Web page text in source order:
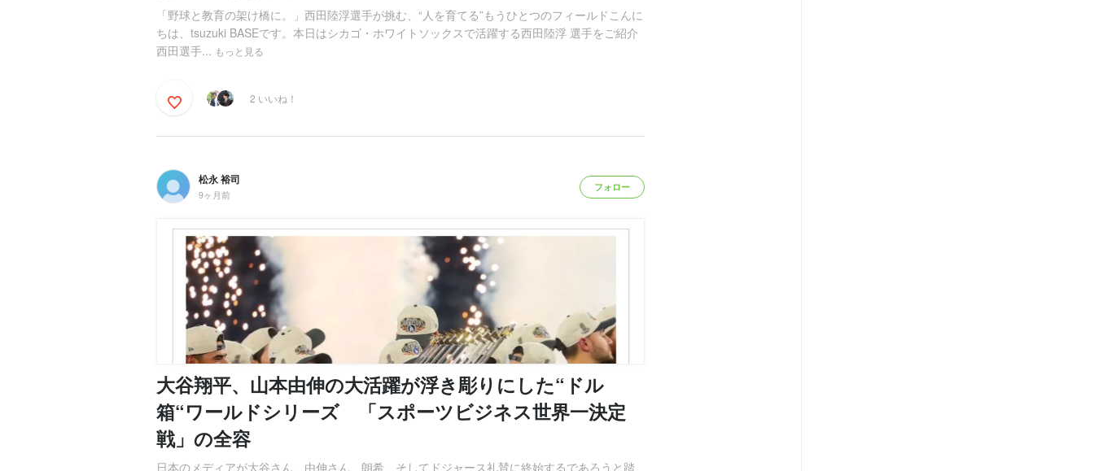
「野球と教育の架け橋に。」西田陸浮選手が挑む、“人を育てる”もうひとつのフィールドこんに
ちは、tsuzuki BASEです。本日はシカゴ・ホワイトソックスで活躍する西田陸浮 選手をご紹介
西田選手... もっと見る
2 いいね！
松永 裕司
9ヶ月前
フォロー
大谷翔平、山本由伸の大活躍が浮き彫りにした“ドル
箱“ワールドシリーズ 「スポーツビジネス世界一決定
戦」の全容
日本のメディアが大谷さん、由伸さん、朗希、そしてドジャース礼賛に終始するであろうと踏